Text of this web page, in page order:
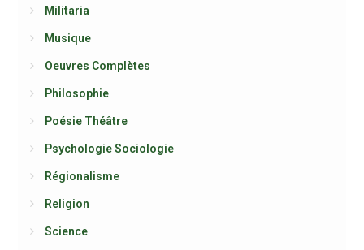
Militaria
Musique
Oeuvres Complètes
Philosophie
Poésie Théâtre
Psychologie Sociologie
Régionalisme
Religion
Science